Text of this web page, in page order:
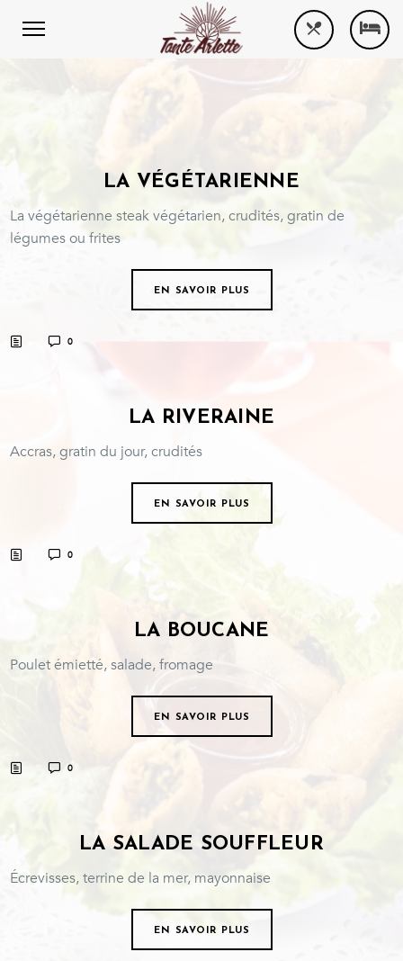
LA VÉGÉTARIENNE
La végétarienne steak végétarien, crudités, gratin de
légumes ou frites
EN SAVOIR PLUS
0
LA RIVERAINE
Accras, gratin du jour, crudités
EN SAVOIR PLUS
0
LA BOUCANE
Poulet émietté, salade, fromage
EN SAVOIR PLUS
0
LA SALADE SOUFFLEUR
Écrevisses, terrine de la mer, mayonnaise
EN SAVOIR PLUS